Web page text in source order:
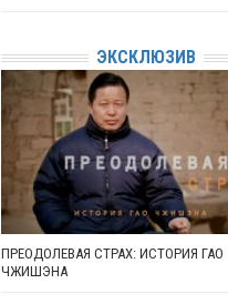
ЭКСКЛЮЗИВ
ПРЕОДОЛЕВАЯ СТРАХ: ИСТОРИЯ ГАО
ЧЖИШЭНА